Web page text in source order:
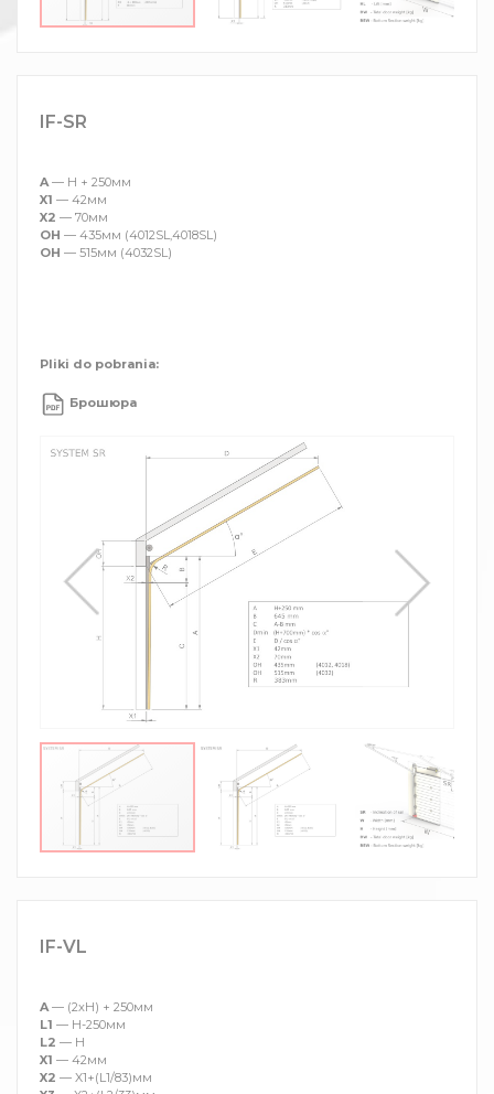
IF-SR
A — H + 250мм
X1 — 42мм
X2 — 70мм
OH — 435мм (4012SL,4018SL)
OH — 515мм (4032SL)
Pliki do pobrania:
Брошюра
IF-VL
A — (2xH) + 250мм
L1 — H-250мм
L2 — H
X1 — 42мм
X2 — X1+(L1/83)мм